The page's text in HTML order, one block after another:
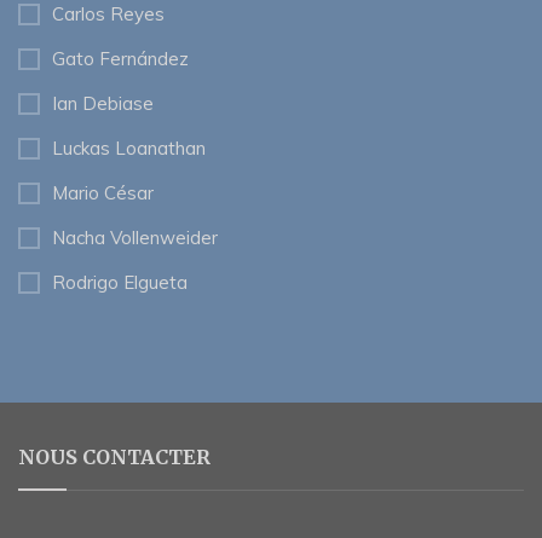
Carlos Reyes
Gato Fernández
Ian Debiase
Luckas Loanathan
Mario César
Nacha Vollenweider
Rodrigo Elgueta
NOUS CONTACTER